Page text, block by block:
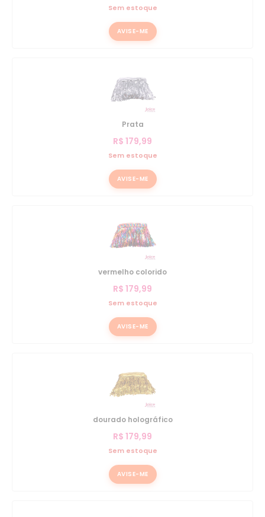
Sem estoque
AVISE-ME
Prata
R$ 179,99
Sem estoque
AVISE-ME
vermelho colorido
R$ 179,99
Sem estoque
AVISE-ME
dourado holográfico
R$ 179,99
Sem estoque
AVISE-ME